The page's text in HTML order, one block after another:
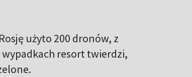
użyto 200 dronów, z
wypadkach resort twierdzi,